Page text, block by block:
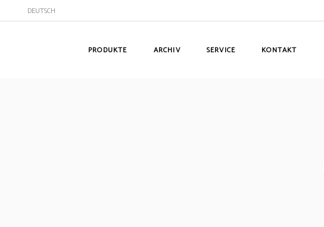
DEUTSCH
PRODUKTE ARCHIV SERVICE KONTAKT